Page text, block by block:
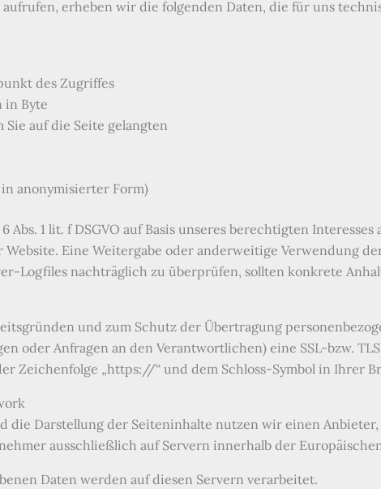
aufrufen, erheben wir die folgenden Daten, die für uns
des Zugriffes
in Byte
auf die Seite gelangten
anonymisierter Form)
Abs. 1 lit. f DSGVO auf Basis unseres berechtigten Interesses
Eine Weitergabe oder anderweitige Verwendung
Logfiles nachträglich zu überprüfen, sollten konkrete
und zum Schutz der Übertragung
oder Anfragen an den Verantwortlichen) eine SSL-bzw.
Zeichenfolge „https://“ und dem Schloss-Symbol in Ihrer
die Darstellung der Seiteninhalte nutzen wir einen
ausschließlich auf Servern innerhalb der
Daten werden auf diesen Servern verarbeitet.